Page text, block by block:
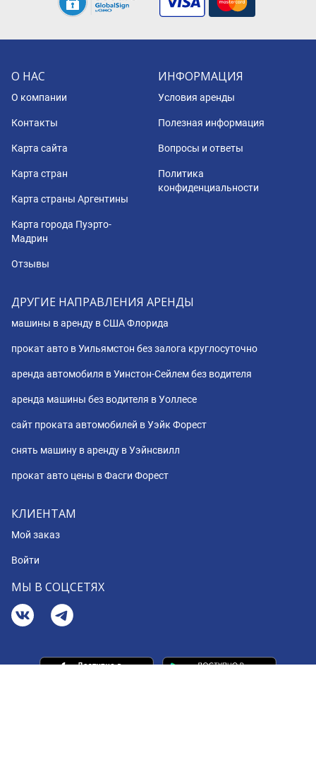
О НАС
О компании
Контакты
Карта сайта
Карта стран
Карта страны Аргентины
Карта города Пуэрто-
Мадрин
Отзывы
ИНФОРМАЦИЯ
Условия аренды
Полезная информация
Вопросы и ответы
Политика
конфиденциальности
ДРУГИЕ НАПРАВЛЕНИЯ АРЕНДЫ
машины в аренду в США Флорида
прокат авто в Уильямстон без залога круглосуточно
аренда автомобиля в Уинстон-Сейлем без водителя
аренда машины без водителя в Уоллесе
сайт проката автомобилей в Уэйк Форест
снять машину в аренду в Уэйнсвилл
прокат авто цены в Фасги Форест
КЛИЕНТАМ
Мой заказ
Войти
МЫ В СОЦСЕТЯХ